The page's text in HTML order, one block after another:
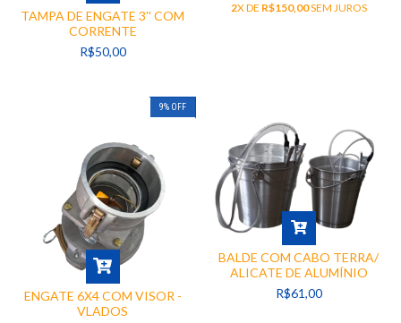
TAMPA DE ENGATE 3'' COM
CORRENTE
R$50,00
2X DE R$150,00SEM JUROS
9% OFF
ENGATE 6X4 COM VISOR -
VLADOS
BALDE COM CABO TERRA/
ALICATE DE ALUMÍNIO
R$61,00